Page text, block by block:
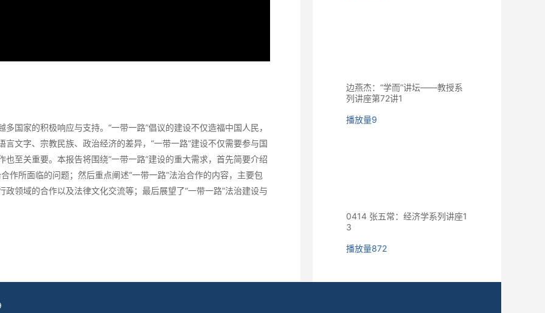
国家的积极响应与支持。“一带一路”倡议的建设不仅造福中国人民，
文字、宗教民族、政治经济的差异，“一带一路”建设不仅需要参与国
至关重要。本报告将围绕“一带一路”建设的重大需求，首先简要介绍
作所面临的问题；然后重点阐述“一带一路”法治合作的内容，主要包
领域的合作以及法律文化交流等；最后展望了“一带一路”法治建设与
边燕杰：“学而”讲坛——教授系
列讲座第72讲1
播放量9
0414 张五常：经济学系列讲座1
3
播放量872